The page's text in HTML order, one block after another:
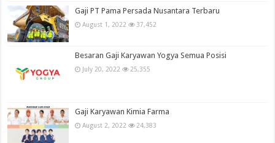
Gaji PT Pama Persada Nusantara Terbaru
August 1, 2022 37,452
Besaran Gaji Karyawan Yogya Semua Posisi
July 20, 2022 25,355
Gaji Karyawan Kimia Farma
August 2, 2022 24,383